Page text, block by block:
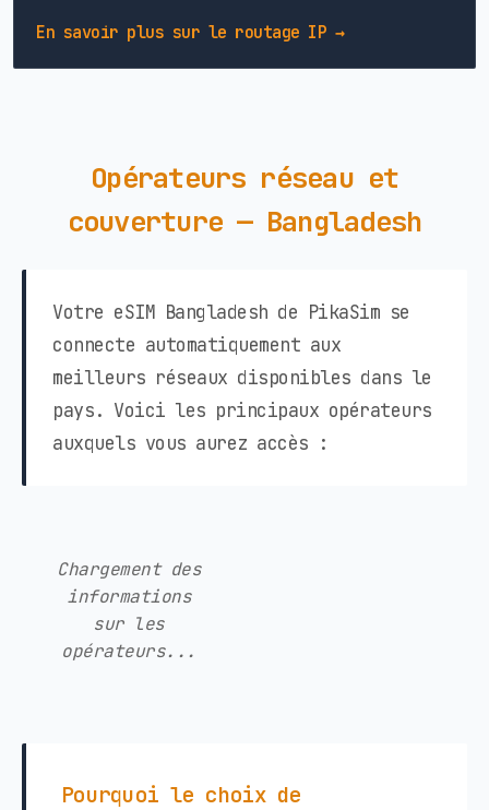
En savoir plus sur le routage IP →
Opérateurs réseau et
couverture — Bangladesh
Votre eSIM Bangladesh de PikaSim se
connecte automatiquement aux
meilleurs réseaux disponibles dans le
pays. Voici les principaux opérateurs
auxquels vous aurez accès :
Chargement des
informations
sur les
opérateurs...
Pourquoi le choix de